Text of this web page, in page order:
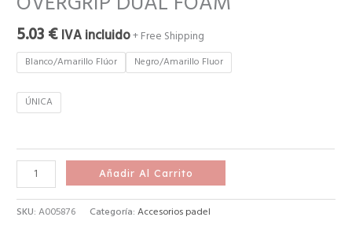
5.03€ IVA incluido+ Free Shipping
Blanco/Amarillo Flúor Negro/Amarillo Fluor
ÚNICA
Añadir Al Carrito
SKU:A005876 Categoría:Accesorios padel